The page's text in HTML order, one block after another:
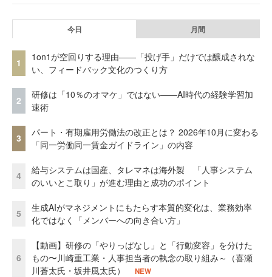
今日 月間
1
1on1が空回りする理由——「投げ手」だけでは醸成されな
い、フィードバック文化のつくり方
2
研修は「10％のオマケ」ではない——AI時代の経験学習加
速術
3
パート・有期雇用労働法の改正とは？ 2026年10月に変わる
「同一労働同一賃金ガイドライン」の内容
4
給与システムは国産、タレマネは海外製 「人事システム
のいいとこ取り」が進む理由と成功のポイント
5
生成AIがマネジメントにもたらす本質的変化は、業務効率
化ではなく「メンバーへの向き合い方」
6
【動画】研修の「やりっぱなし」と「行動変容」を分けた
もの〜川崎重工業・人事担当者の執念の取り組み～（喜瀬
川蒼太氏・坂井風太氏）
NEW